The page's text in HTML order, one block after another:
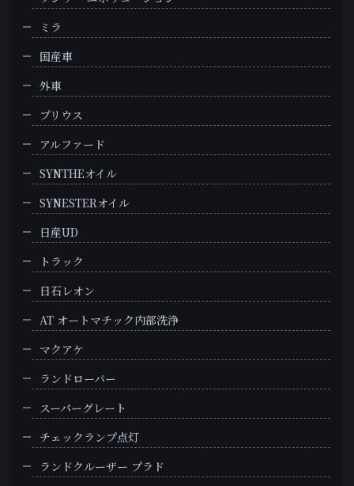
ミラ
国産車
外車
プリウス
アルファード
SYNTHEオイル
SYNESTERオイル
日産UD
トラック
日石レオン
AT オートマチック内部洗浄
マクアケ
ランドローバー
スーパーグレート
チェックランプ点灯
ランドクルーザー プラド